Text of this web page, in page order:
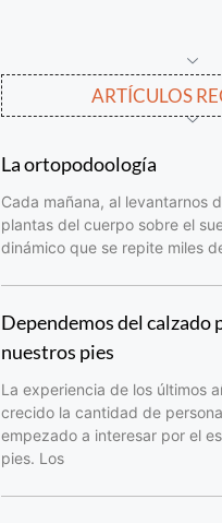
ARTÍCULOS
La ortopodoología
Cada mañana, al levantarnos
plantas del cuerpo sobre el
dinámico que se repite miles
Dependemos del calzado
nuestros pies
La experiencia de los últimos
crecido la cantidad de
empezado a interesar por el
pies. Los